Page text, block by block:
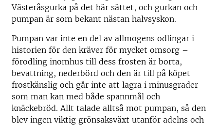
Västeråsgurka på det här sättet, och gurkan och
pumpan är som bekant nästan halvsyskon.
Pumpan var inte en del av allmogens odlingar i
historien för den kräver för mycket omsorg –
förodling inomhus till dess frosten är borta,
bevattning, nederbörd och den är till på köpet
frostkänslig och går inte att lagra i minusgrader
som man kan med både spannmål och
knäckebröd. Allt talade alltså mot pumpan, så den
blev ingen viktig grönsaksväxt utanför adelns och